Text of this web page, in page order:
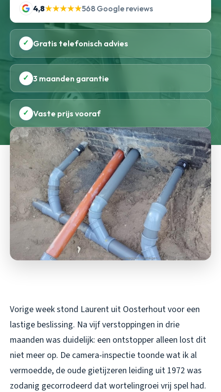
4,8★★★★★568 Google reviews
✓ Gratis telefonisch advies
✓ 3 maanden garantie
✓ Vaste prijs vooraf
Vorige week stond Laurent uit Oosterhout voor een
lastige beslissing. Na vijf verstoppingen in drie
maanden was duidelijk: een ontstopper alleen lost dit
niet meer op. De camera-inspectie toonde wat ik al
vermoedde, de oude gietijzeren leiding uit 1972 was
zodanig gecorrodeerd dat wortelingroei vrij spel had.